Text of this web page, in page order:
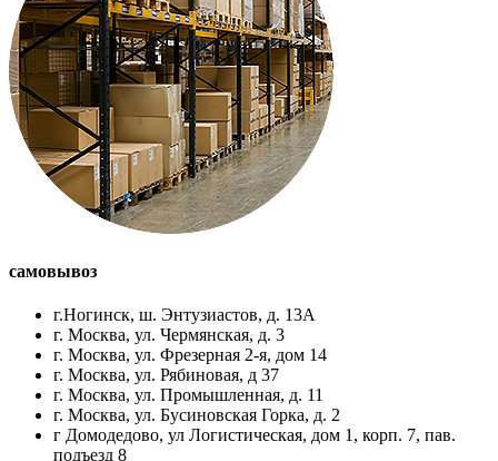
самовывоз
г.Ногинск, ш. Энтузиастов, д. 13А
г. Москва, ул. Чермянская, д. 3
г. Москва, ул. Фрезерная 2-я, дом 14
г. Москва, ул. Рябиновая, д 37
г. Москва, ул. Промышленная, д. 11
г. Москва, ул. Бусиновская Горка, д. 2
г Домодедово, ул Логистическая, дом 1, корп. 7, пав.
подъезд 8